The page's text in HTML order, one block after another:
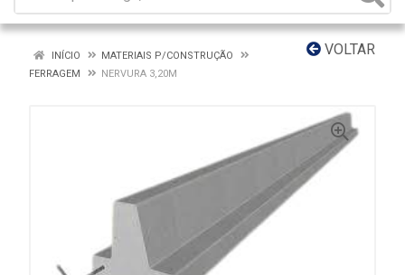
VOLTAR
INÍCIO
MATERIAIS P/CONSTRUÇÃO
FERRAGEM
NERVURA 3,20M